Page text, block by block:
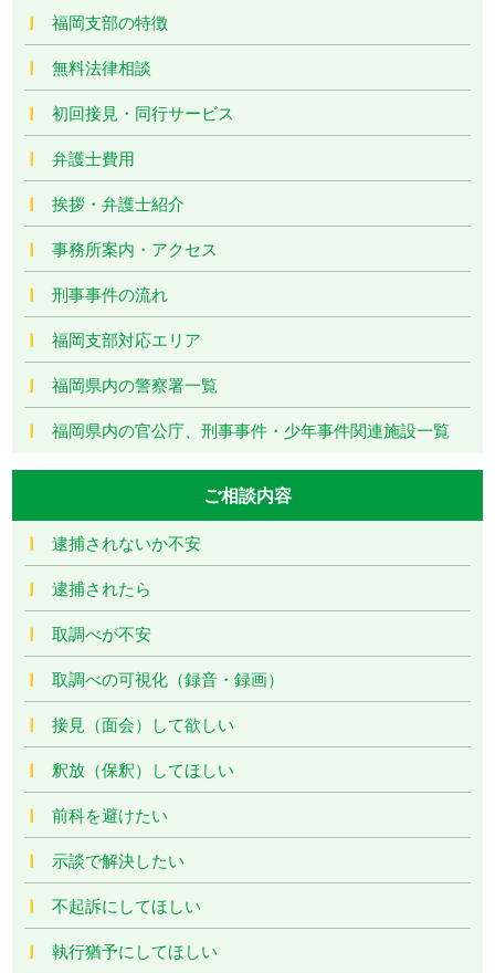
福岡支部の特徴
無料法律相談
初回接見・同行サービス
弁護士費用
挨拶・弁護士紹介
事務所案内・アクセス
刑事事件の流れ
福岡支部対応エリア
福岡県内の警察署一覧
福岡県内の官公庁、刑事事件・少年事件関連施設一覧
ご相談内容
逮捕されないか不安
逮捕されたら
取調べが不安
取調べの可視化（録音・録画）
接見（面会）して欲しい
釈放（保釈）してほしい
前科を避けたい
示談で解決したい
不起訴にしてほしい
執行猶予にしてほしい